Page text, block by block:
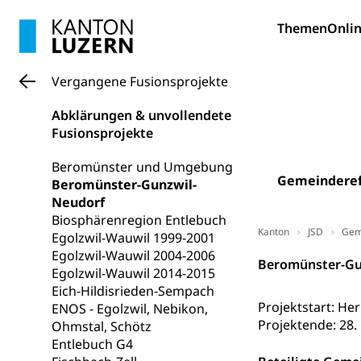
Themen
Vergangene Fusionsprojekte
Abklärungen & unvollendete
Fusionsprojekte
Beromünster und Umgebung
Beromünster-Gunzwil-
Neudorf
Biosphärenregion Entlebuch
Egolzwil-Wauwil 1999-2001
Egolzwil-Wauwil 2004-2006
Egolzwil-Wauwil 2014-2015
Eich-Hildisrieden-Sempach
ENOS - Egolzwil, Nebikon,
Ohmstal, Schötz
Entlebuch G4
Kanton JSD
Beromünster-
Projektstart:
Projektende:
Schulpflicht,
Fachstelle
Technische
Vorschule
Frühe